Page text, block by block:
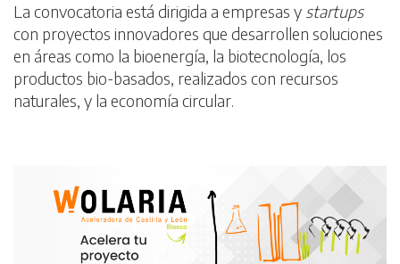
La convocatoria está dirigida a empresas y startups
con proyectos innovadores que desarrollen soluciones
en áreas como la bioenergía, la biotecnología, los
productos bio-basados, realizados con recursos
naturales, y la economía circular.